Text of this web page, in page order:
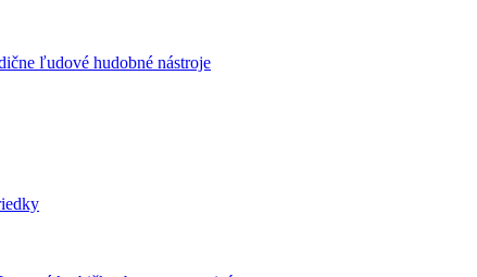
ľudové hudobné nástroje